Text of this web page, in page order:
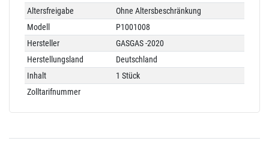
Altersfreigabe
Ohne Altersbeschränkung
Modell
P1001008
Hersteller
GASGAS -2020
Herstellungsland
Deutschland
Inhalt
1 Stück
Zolltarifnummer